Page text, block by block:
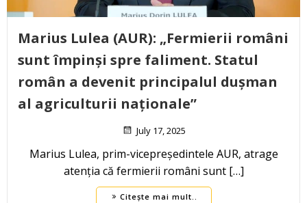
Marius Lulea (AUR): „Fermierii români
sunt împinși spre faliment. Statul
român a devenit principalul dușman
al agriculturii naționale”
July 17, 2025
Marius Lulea, prim-vicepreședintele AUR, atrage
atenția că fermierii români sunt […]
Citește mai mult..